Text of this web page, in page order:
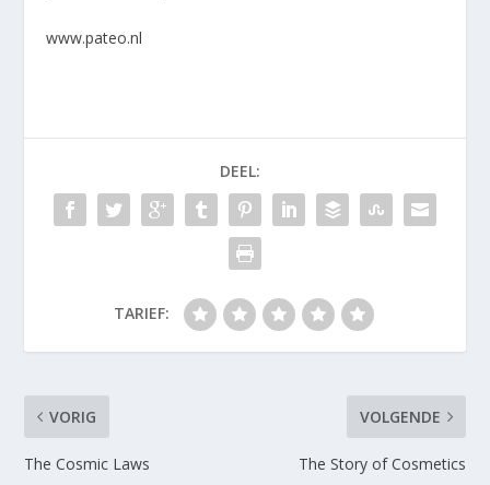
www.pateo.nl
DEEL:
TARIEF:
VORIG
The Cosmic Laws
VOLGENDE
The Story of Cosmetics